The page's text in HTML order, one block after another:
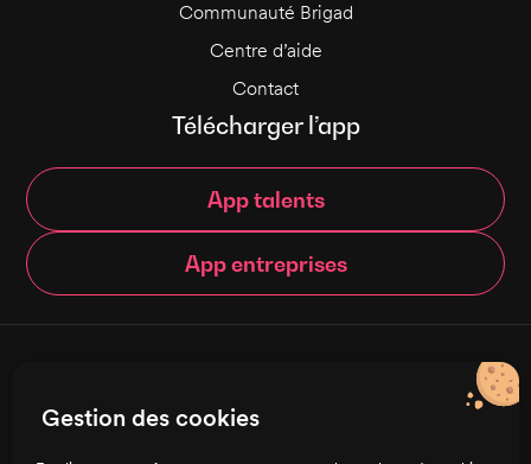
Communauté Brigad
Centre d’aide
Contact
Télécharger l’app
App talents
App entreprises
Gestion des cookies